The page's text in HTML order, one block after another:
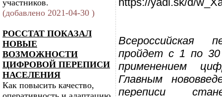
участников.
(добавлено 2021-04-30 )
РОССТАТ ПОКАЗАЛ
НОВЫЕ
ВОЗМОЖНОСТИ
ЦИФРОВОЙ ПЕРЕПИСИ
НАСЕЛЕНИЯ
Как повысить качество,
Всероссийская
пройдет с 1 по 30
применением
Главным
переписи